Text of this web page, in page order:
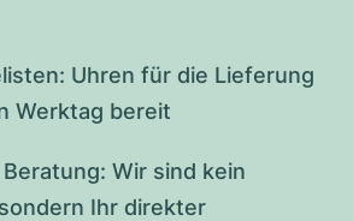
Uhren für die Lieferung
Werktag bereit
Wir sind kein
Ihr direkter